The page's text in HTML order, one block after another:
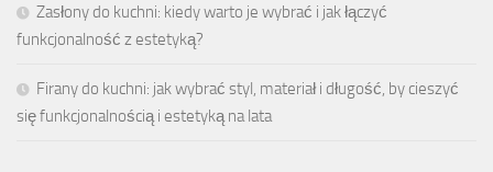
Zasłony do kuchni: kiedy warto je wybrać i jak łączyć
funkcjonalność z estetyką?
Firany do kuchni: jak wybrać styl, materiał i długość, by cieszyć
się funkcjonalnością i estetyką na lata